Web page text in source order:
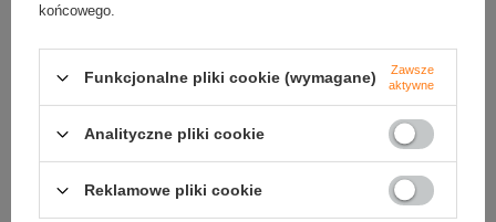
Wobler Berkley Pulse Snake
33,07 zł
Kup za: 1155pktpunktów
Przynęta FishB Roach -
23,90 zł
Kup za: 788.7pkt
końcowego.
Funkcjonalne pliki cookie (wymagane)
Zawsze
aktywne
Analityczne pliki cookie
Reklamowe pliki cookie